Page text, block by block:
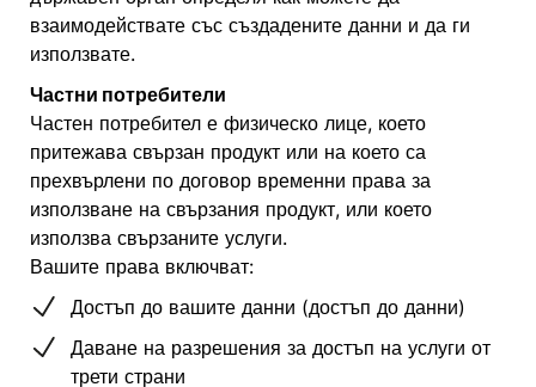
взаимодействате със създадените данни и да ги
използвате.
Частни потребители
Частен потребител е физическо лице, което
притежава свързан продукт или на което са
прехвърлени по договор временни права за
използване на свързания продукт, или което
използва свързаните услуги.
Вашите права включват:
Достъп до вашите данни (достъп до данни)
Даване на разрешения за достъп на услуги от
трети страни